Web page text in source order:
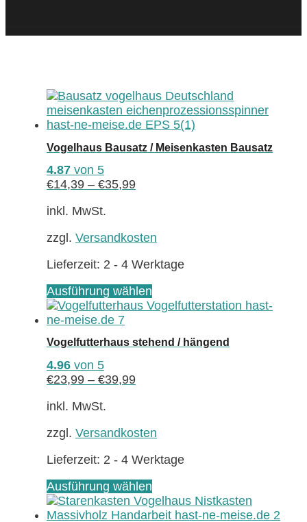
Vogelhaus Bausatz / Meisenkasten Bausatz
4.87 von 5
€14,39 – €35,99
inkl. MwSt.
zzgl. Versandkosten
Lieferzeit: 2 - 4 Werktage
Ausführung wählen
Produkt
Varianten
der
gewählt
werden
Vogelfutterhaus stehend / hängend
4.96 von 5
€23,99 – €39,99
inkl. MwSt.
zzgl. Versandkosten
Lieferzeit: 2 - 4 Werktage
Ausführung wählen
Produkt
weist